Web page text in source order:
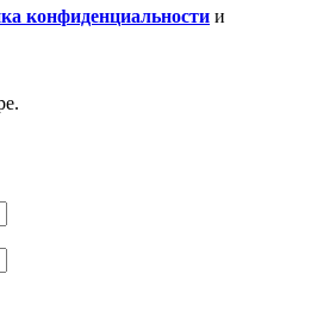
конфиденциальности и